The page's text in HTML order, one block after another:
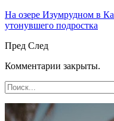
На озере Изумрудном в
утонувшего подростка
Пред След
Комментарии закрыты.